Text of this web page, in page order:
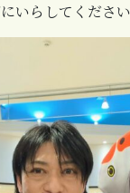
いらしてください